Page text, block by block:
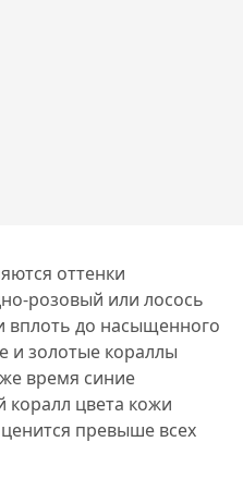
оттенки
розовый или лосось
вплоть до насыщенного
и золотые кораллы
время синие
коралл цвета кожи
превыше всех